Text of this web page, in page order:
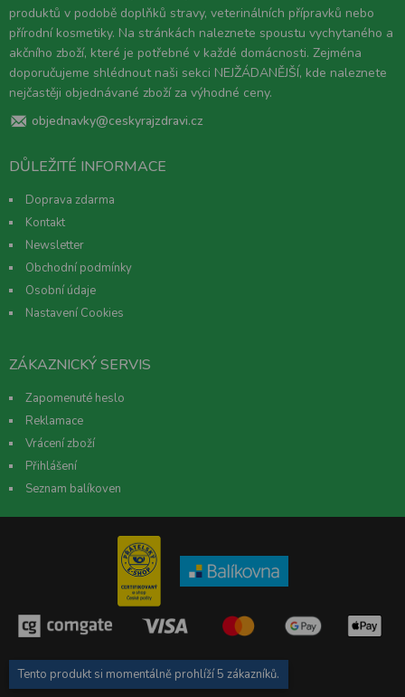
Tento produkt si momentálně prohlíží 5 zákazníků.
produktů v podobě doplňků stravy, veterinálních přípravků nebo
přírodní kosmetiky. Na stránkách naleznete spoustu vychytaného a
akčního zboží, které je potřebné v každé domácnosti. Zejména
doporučujeme shlédnout naši sekci NEJŽÁDANĚJŠÍ, kde naleznete
nejčastěji objednávané zboží za výhodné ceny.
objednavky@ceskyrajzdravi.cz
DŮLEŽITÉ INFORMACE
Doprava zdarma
Kontakt
Newsletter
Obchodní podmínky
Osobní údaje
Nastavení Cookies
ZÁKAZNICKÝ SERVIS
Zapomenuté heslo
Reklamace
Vrácení zboží
Přihlášení
Seznam balíkoven
Created byNetsimple